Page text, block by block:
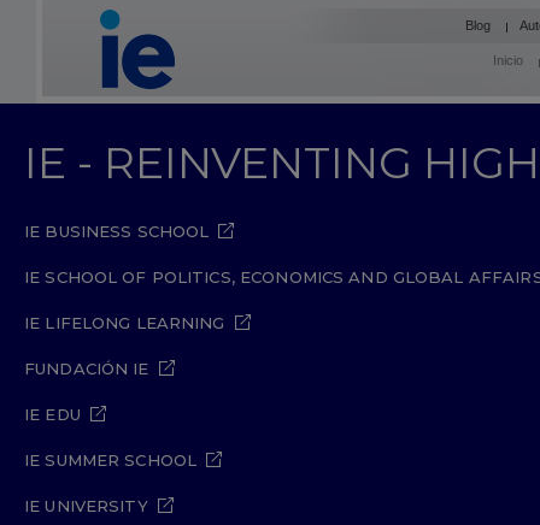
Blog
Inicio
IE - REINVENTING
IE BUSINESS SCHOOL
IE SCHOOL OF POLITICS, ECONOMICS AND GLOBAL
IE LIFELONG LEARNING
FUNDACIÓN IE
IE EDU
IE SUMMER SCHOOL
IE UNIVERSITY